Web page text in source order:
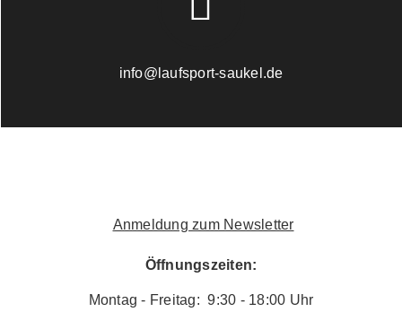
info@laufsport-saukel.de
Anmeldung zum Newsletter
Öffnungszeiten:
Montag - Freitag: 9:30 - 18:00 Uhr